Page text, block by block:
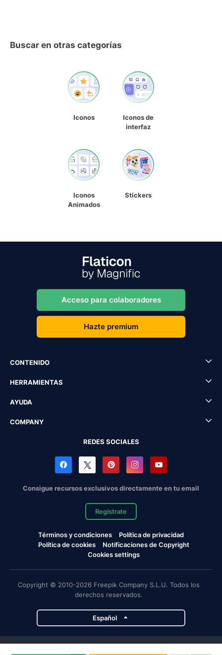
Buscar en otras categorías
Iconos
Iconos de
interfaz
Iconos
Animados
Stickers
Acceso para colaboradores
Hazte premium
CONTENIDO
HERRAMIENTAS
AYUDA
COMPANY
REDES SOCIALES
Consigue recursos exclusivos directamente en tu email
Regístrate
Términos y condiciones
Política de privacidad
Política de cookies
Notificaciones de Copyright
Cookies settings
Copyright © 2010-2026 Freepik Company S.L.U. Todos los
derechos reservados.
Español